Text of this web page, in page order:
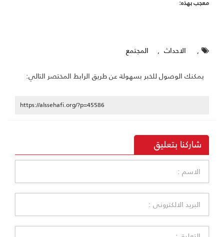
معجب بهذه:
, الاحداث , المجتمع
يمكنك الوصول للخبر بسهولة عن طريق الرابط المختصر التالي:
https://alssehafi.org/?p=45586
شاركنا بتعليق